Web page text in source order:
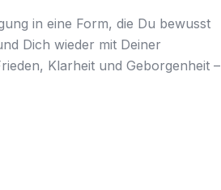
in eine Form, die Du bewusst
Dich wieder mit Deiner
Klarheit und Geborgenheit –